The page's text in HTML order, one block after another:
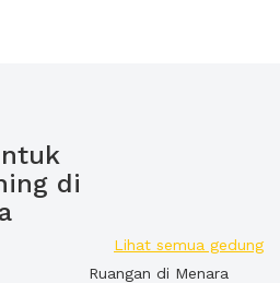
di
Lihat semua gedung
Ruangan di Menara